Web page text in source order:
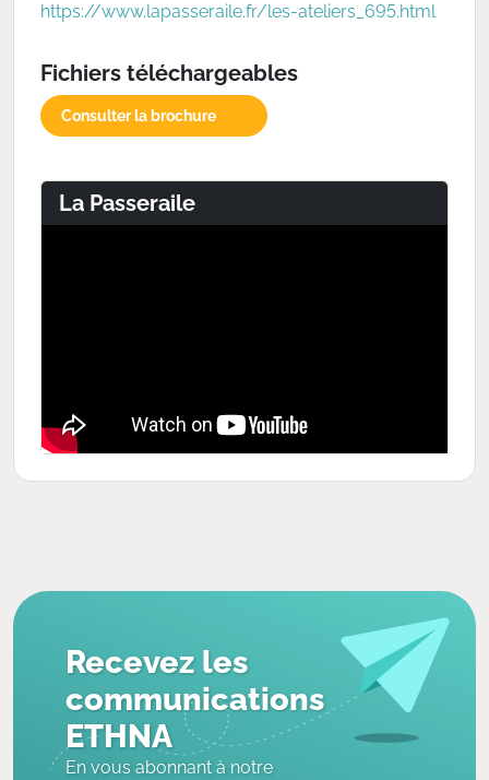
https://www.lapasseraile.fr/les-ateliers_695.html
Fichiers téléchargeables
Consulter la brochure
La Passeraile
Recevez les
communications
ETHNA
En vous abonnant à notre